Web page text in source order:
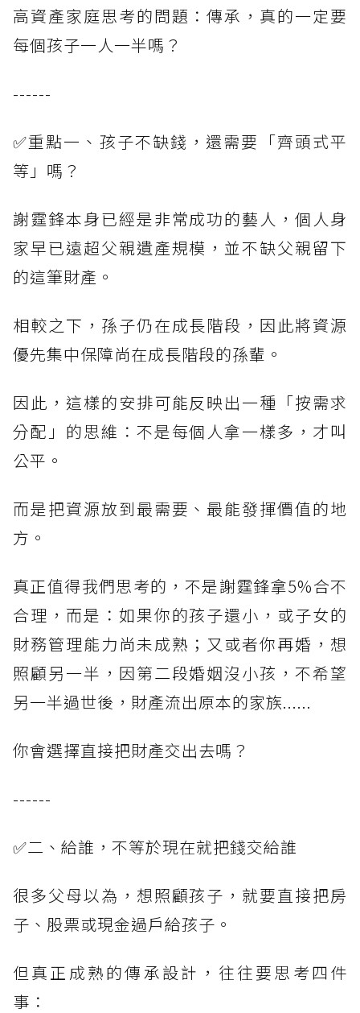
高資產家庭思考的問題：傳承，真的一定要
每個孩子一人一半嗎？
------
✅重點一、孩子不缺錢，還需要「齊頭式平
等」嗎？
謝霆鋒本身已經是非常成功的藝人，個人身
家早已遠超父親遺產規模，並不缺父親留下
的這筆財產。
相較之下，孫子仍在成長階段，因此將資源
優先集中保障尚在成長階段的孫輩。
因此，這樣的安排可能反映出一種「按需求
分配」的思維：不是每個人拿一樣多，才叫
公平。
而是把資源放到最需要、最能發揮價值的地
方。
真正值得我們思考的，不是謝霆鋒拿5%合不
合理，而是：如果你的孩子還小，或子女的
財務管理能力尚未成熟；又或者你再婚，想
照顧另一半，因第二段婚姻沒小孩，不希望
另一半過世後，財產流出原本的家族......
你會選擇直接把財產交出去嗎？
------
✅二、給誰，不等於現在就把錢交給誰
很多父母以為，想照顧孩子，就要直接把房
子、股票或現金過戶給孩子。
但真正成熟的傳承設計，往往要思考四件
事：